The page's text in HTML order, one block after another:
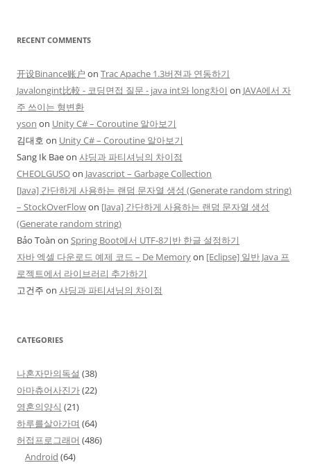
RECENT COMMENTS
开设Binance账户 on Trac Apache 1.3버젼과 연동하기
Javalongint比較 - 코딩면접 질문 - java int와 long차이 on JAVA에서 자
주 쓰이는 형변환
yson on Unity C# – Coroutine 알아보기
김대호 on Unity C# – Coroutine 알아보기
Sang Ik Baeon 샤딩과 파티셔닝의 차이점
CHEOLGUSOon Javascript – Garbage Collection
[Java] 간단하게 사용하는 랜덤 문자열 생성 (Generate random string)
– StockOverFlowon [Java] 간단하게 사용하는 랜덤 문자열 생성
(Generate random string)
Bảo Toàn on Spring Boot에서 UTF-8기반 한글 설정하기
자바 엑셀 다운로드 예제 코드 – De Memoryon [Eclipse] 일반 Java 프
로젝트에서 라이브러리 추가하기
고건주 on 샤딩과 파티셔닝의 차이점
CATEGORIES
나혼자만의독설 (38)
아마츄어사진가(22)
영혼의양식 (21)
하루를살아가며 (64)
허접프로그래머 (486)
Android (64)